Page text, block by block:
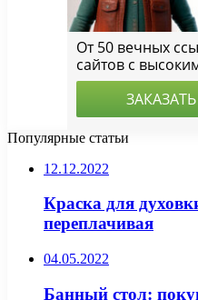
Популярные статьи
12.12.2022
Краска для
переплачивая
04.05.2022
Банный стол: